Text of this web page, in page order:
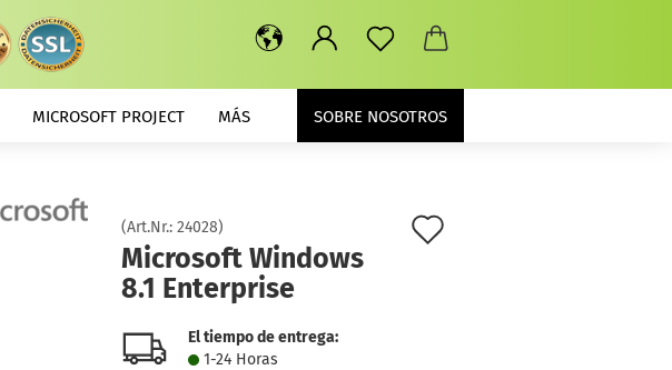
MICROSOFT PROJECT SOBRE NOSOTROS
MÁS
(Art.Nr.: 24028)
Microsoft Windows
8.1 Enterprise
El tiempo de entrega:
1-24 Horas